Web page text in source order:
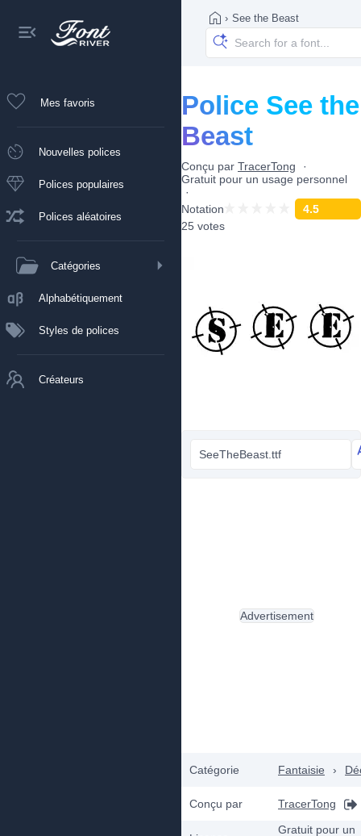
Mes favoris
Nouvelles polices
Polices populaires
Polices aléatoires
Catégories
Alphabétiquement
Styles de polices
Créateurs
› See the Beast
Police See the
Beast
Conçu par TracerTong
Gratuit pour un usage personnel
Notation
4.5
25 votes
SeeTheBeast.ttf
Catégorie Fantaisie ›
Conçu par TracerTong
Gratuit pour un
Advertisement